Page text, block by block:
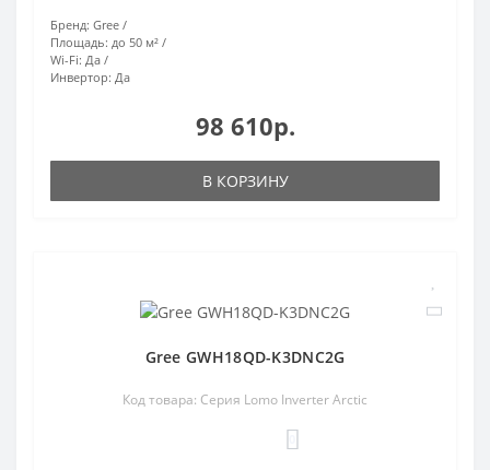
Бренд: Gree
Площадь: до 50 м²
Wi-Fi: Да
Инвертор: Да
98 610р.
В КОРЗИНУ
Gree GWH18QD-K3DNC2G
Код товара: Серия Lomo Inverter Arctic